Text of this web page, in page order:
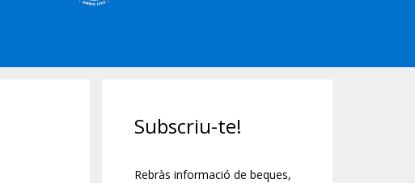
Subscriu-te!
Rebràs informació de beques,